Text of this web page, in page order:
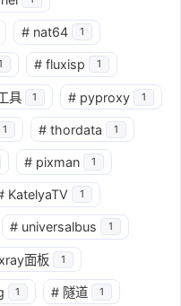
# nat64 1
# fluxisp 1
具 1 # pyproxy 1
1 # thordata 1
# pixman 1
KatelyaTV 1
# universalbus 1
面板 1
1 # 隧道 1